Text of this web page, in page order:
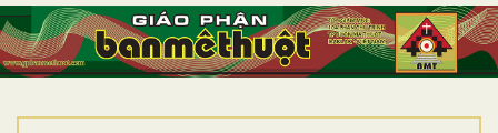
TRANG NHẤT
GIỚI THIỆU